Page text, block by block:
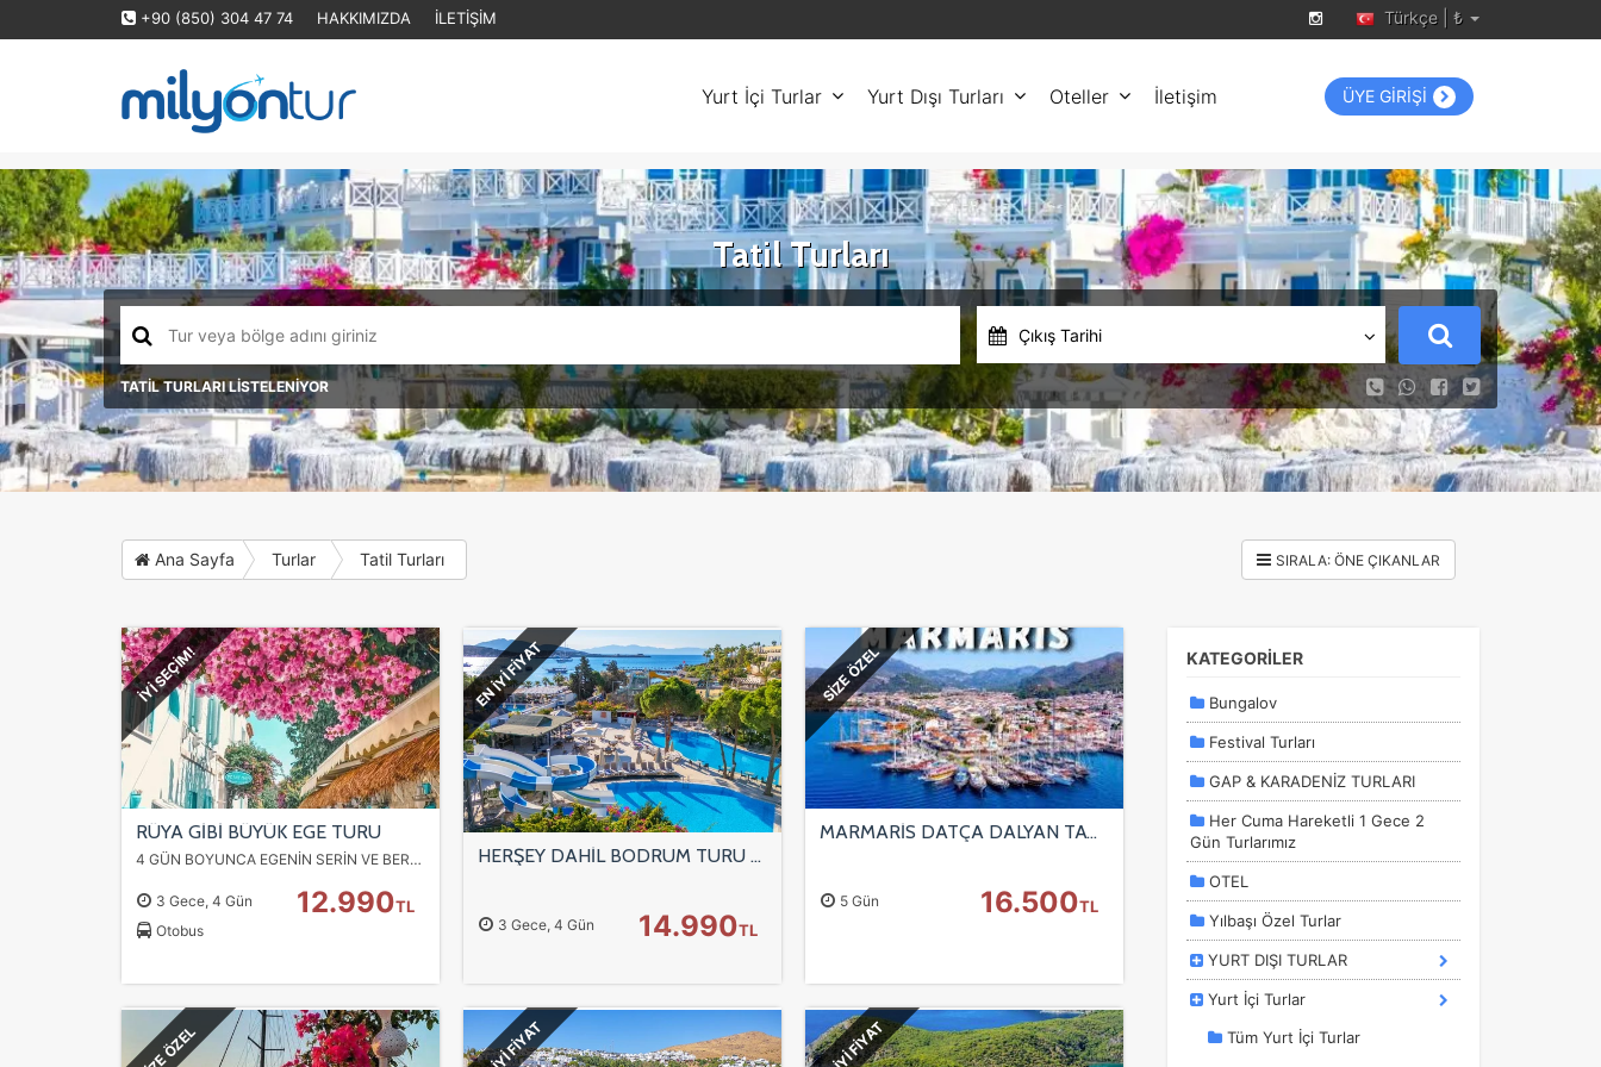
+90 (850) 304 47 74 HAKKIMIZDA İLETİŞİM Türkçe | ₺
Yurt İçi Turlar Yurt Dışı Turları Oteller İletişim ÜYE GİRİŞİ
Tatil Turları
Çıkış Tarihi
TATİL TURLARI LİSTELENİYOR
Ana Sayfa Turlar Tatil Turları
İYİ SEÇİM!
RÜYA GİBİ BÜYÜK EGE TURU
4 GÜN BOYUNCA EGENİN SERİN VE BERRAK SULARINI GÖRECEĞİMİZ. TARİHİ SOKAKLARINI KEŞFE ÇIKIP EFES ANTİK KENTİNİ GECE GÖRME FIRSATIYLA KAÇIRILMAYACAK BİR ROTA...
3 Gece, 4 Gün
Otobus
12.990TL
EN İYİ FİYAT
HERŞEY DAHİL BODRUM TURU / 3 GECE 4 GÜN
3 Gece, 4 Gün 14.990TL
SİZE ÖZEL
MARMARİS DATÇA DALYAN TATİLİ 5 GÜN 4 GECE
5 Gün 16.500TL
SİZE ÖZEL
KATEGORİLER
Bungalov
Festival Turları
GAP & KARADENİZ TURLARI
Her Cuma Hareketli 1 Gece 2
Gün Turlarımız
OTEL
Yılbaşı Özel Turlar
YURT DIŞI TURLAR
Yurt İçi Turlar
Tüm Yurt İçi Turlar